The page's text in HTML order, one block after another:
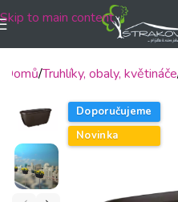
Skip to main content
Domů Truhlíky, obaly, květináče
Doporučujeme
Novinka